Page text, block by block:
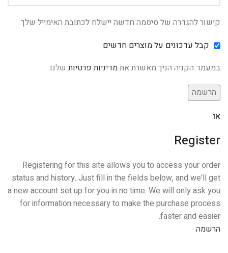
קישור להגדרה של סיסמה חדשה יישלח לכתובת האימייל שלך.
קבל עדכונים על מוצרים חדשים
במעמד הקניה הניך מאשרת אתמדיניות פרטיותשלנו.
הרשמה
או
Register
Registering for this site allows you to access your order
status and history. Just fill in the fields below, and we'll get
a new account set up for you in no time. We will only ask you
for information necessary to make the purchase process
faster and easier.
הרשמה